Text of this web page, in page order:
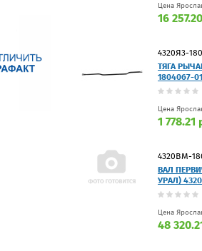
Цена
16
4320Я3-
ТЯГА
1804067-01
Цена
1 778.21
4320ВМ-
ВАЛ
УРАЛ)
Цена
48